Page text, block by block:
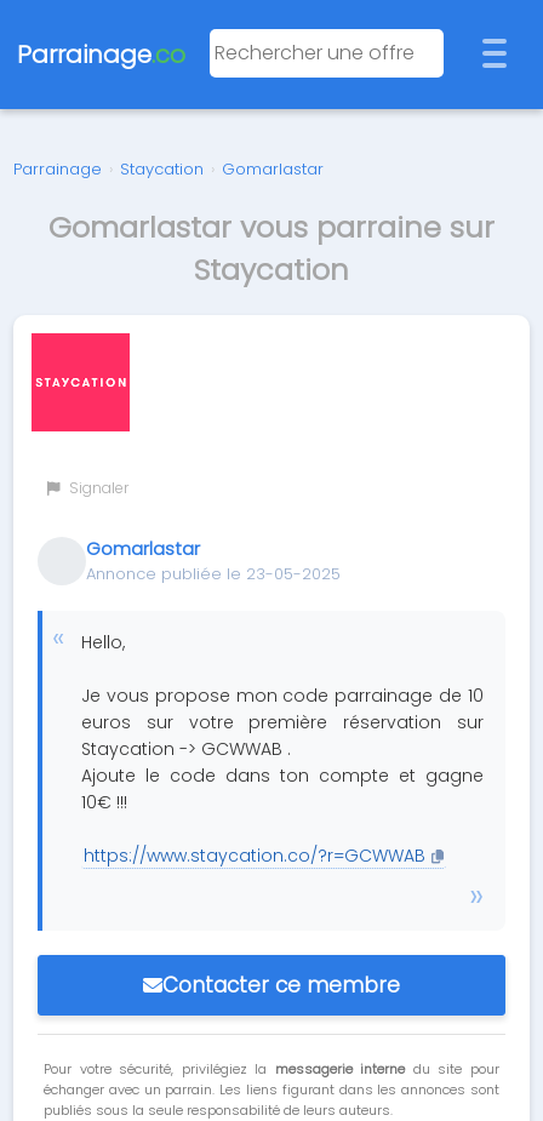
Parrainage.co
Parrainage › Staycation › Gomarlastar
Gomarlastar vous parraine sur
Staycation
Signaler
Gomarlastar
Annonce publiée le 23-05-2025
Hello,
Je vous propose mon code parrainage de 10
euros sur votre première réservation sur
Staycation -> GCWWAB .
Ajoute le code dans ton compte et gagne
10€ !!!
https://www.staycation.co/?r=GCWWAB
Contacter ce membre
Pour votre sécurité, privilégiez la messagerie internedu site pour
échanger avec un parrain. Les liens figurant dans les annonces sont
publiés sous la seule responsabilité de leurs auteurs.